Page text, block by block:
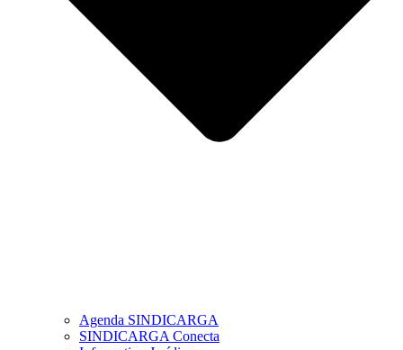
Agenda SINDICARGA
SINDICARGA Conecta